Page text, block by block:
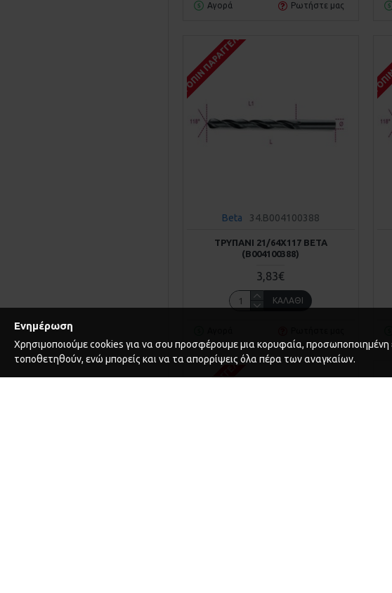
Αγορά Ρωτήστε μας
ΚΑΤΌΠΙΝ ΠΑΡΑΓΓΕΛΊΑΣ
Beta 34.B004100388
ΤΡΥΠΆΝΙ 21/64Χ117 BETA
(Β004100388)
3,83€
ΚΑΛΆΘΙ
ΚΑΤΌΠΙΝ ΠΑΡΑΓΓΕΛΊΑΣ
Ενημέρωση
Χρησιμοποιούμε cookies για να σου προσφέρουμε μια κορυφαία, προσωποποιημένη
τοποθετηθούν, ενώ μπορείς και να τα απορρίψεις όλα πέρα των αναγκαίων.